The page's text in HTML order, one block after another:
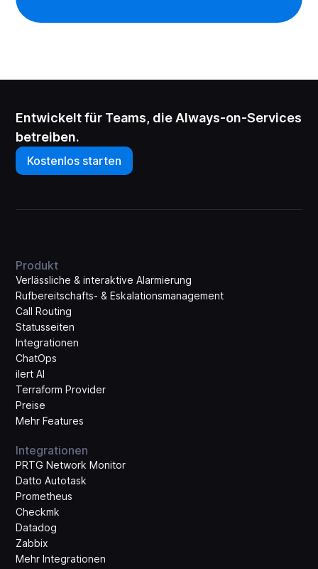
Entwickelt für Teams, die Always-on-Services
betreiben.
Kostenlos starten
Produkt
Verlässliche & interaktive Alarmierung
Rufbereitschafts- & Eskalations­management
Call Routing
Statusseiten
Integrationen
ChatOps
ilert AI
Terraform Provider
Preise
Mehr Features
Integrationen
PRTG Network Monitor
Datto Autotask
Prometheus
Checkmk
Datadog
Zabbix
Mehr Integrationen